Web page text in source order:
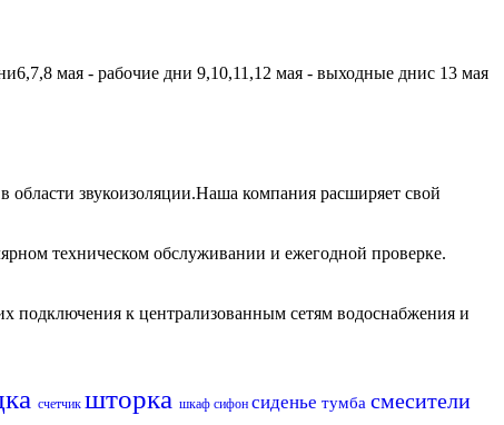
мая - рабочие дни 9,10,11,12 мая - выходные днис 13 мая
звукоизоляции.Наша компания расширяет свой
техническом обслуживании и ежегодной проверке.
подключения к централизованным сетям водоснабжения и
счетчик шторка шкаф сифон сиденье тумба смесители